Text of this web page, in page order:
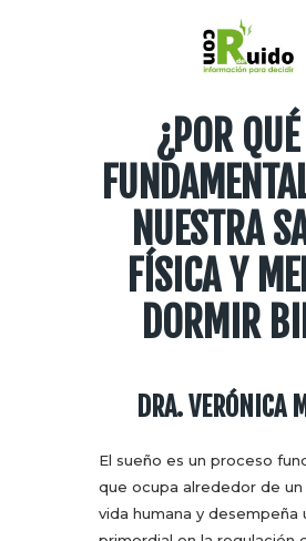
¿POR
NUESTRA
FÍSICA Y
DORMIR
DRA. VERÓNICA
El sueño es un proceso
que ocupa alrededor de
vida humana y desempeña